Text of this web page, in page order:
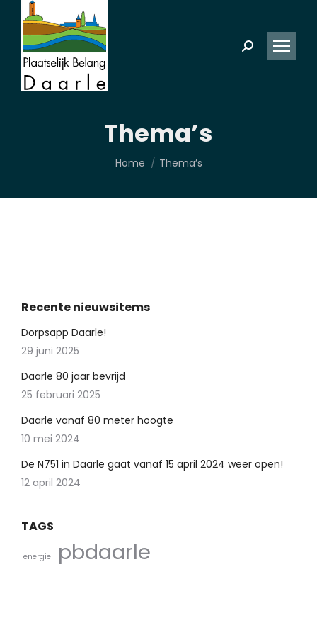
Zoeken:
Thema’s
Je bent hier:
Home Thema’s
Recente nieuwsitems
Dorpsapp Daarle!
29 juni 2025
Daarle 80 jaar bevrijd
25 februari 2025
Daarle vanaf 80 meter hoogte
10 mei 2024
De N751 in Daarle gaat vanaf 15 april 2024 weer open!
12 april 2024
TAGS
energie pbdaarle